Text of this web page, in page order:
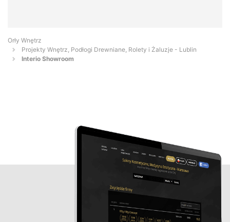
Orły Wnętrz
Projekty Wnętrz, Podłogi Drewniane, Rolety i Żaluzje - Lublin
Interio Showroom